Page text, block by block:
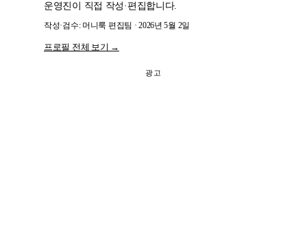
운영진이 직접 작성·편집합니다.
작성·검수: 머니룩 편집팀 · 2026년 5월 2일
프로필 전체 보기 →
광고